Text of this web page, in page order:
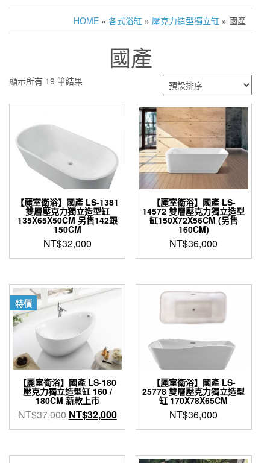
HOME » 各式浴缸 » 壓克力造型獨立缸 » 國產
國產
顯示所有 19 筆結果
【麗室衛浴】國產 LS-1381
雙層壓克力獨立造型缸
135X65X50CM 另售142跟
150CM
NT$32,000
【麗室衛浴】國產 LS-
14572 雙層壓克力獨立造型
缸150X72X56CM (另售
160CM)
NT$36,000
特價
【麗室衛浴】國產 LS-180
壓克力獨立造型缸 160 /
180CM 新款上市
NT$37,000 原
始
格：
NT$32,000目
前
格：
【麗室衛浴】國產 LS-
25778 雙層壓克力獨立造型
缸 170X78X65CM
NT$36,000